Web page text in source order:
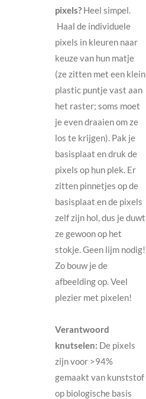
pixels?Heel simpel.
Haal de individuele
pixels in kleuren naar
keuze van hun matje
(ze zitten met een klein
plastic puntje vast aan
het raster; soms moet
je even draaien om ze
los te krijgen). Pak je
basisplaat en druk de
pixels op hun plek. Er
zitten pinnetjes op de
basisplaat en de pixels
zelf zijn hol, dus je duwt
ze gewoon op het
stokje. Geen lijm nodig!
Zo bouw je de
afbeelding op. Veel
plezier met pixelen!
Verantwoord
knutselen: De pixels
zijn voor >94%
gemaakt van kunststof
op biologische basis